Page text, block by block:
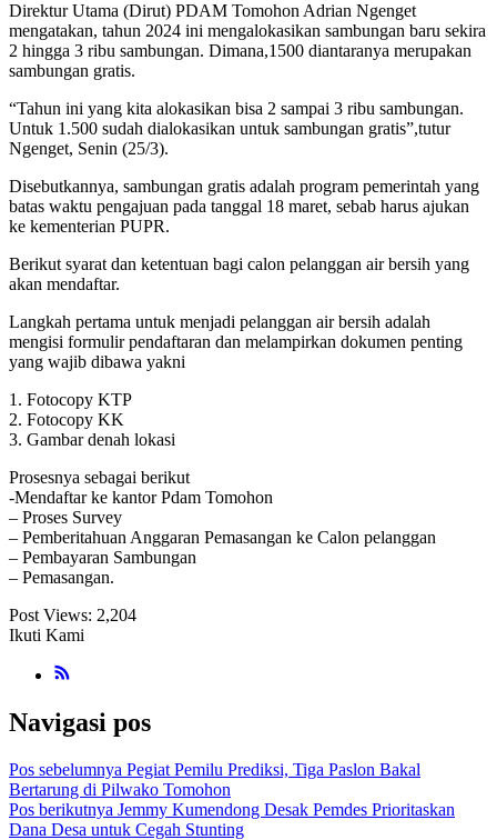
Direktur Utama (Dirut) PDAM Tomohon Adrian Ngenget
mengatakan, tahun 2024 ini mengalokasikan sambungan baru sekira
2 hingga 3 ribu sambungan. Dimana,1500 diantaranya merupakan
sambungan gratis.
“Tahun ini yang kita alokasikan bisa 2 sampai 3 ribu sambungan.
Untuk 1.500 sudah dialokasikan untuk sambungan gratis”,tutur
Ngenget, Senin (25/3).
Disebutkannya, sambungan gratis adalah program pemerintah yang
batas waktu pengajuan pada tanggal 18 maret, sebab harus ajukan
ke kementerian PUPR.
Berikut syarat dan ketentuan bagi calon pelanggan air bersih yang
akan mendaftar.
Langkah pertama untuk menjadi pelanggan air bersih adalah
mengisi formulir pendaftaran dan melampirkan dokumen penting
yang wajib dibawa yakni
1. Fotocopy KTP
2. Fotocopy KK
3. Gambar denah lokasi
Prosesnya sebagai berikut
-Mendaftar ke kantor Pdam Tomohon
– Proses Survey
– Pemberitahuan Anggaran Pemasangan ke Calon pelanggan
– Pembayaran Sambungan
– Pemasangan.
Post Views: 2,204
Ikuti Kami
Navigasi pos
Pos sebelumnya Pegiat Pemilu Prediksi, Tiga Paslon Bakal
Bertarung di Pilwako Tomohon
Pos berikutnya Jemmy Kumendong Desak Pemdes Prioritaskan
Dana Desa untuk Cegah Stunting